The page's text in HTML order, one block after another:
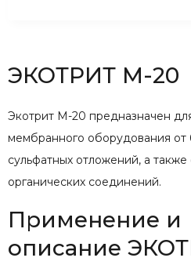
ЭКОТРИТ М-20
Экотрит М-20 предназначен
мембранного оборудования от
сульфатных отложений, а
органических соединений.
Применение и
описание